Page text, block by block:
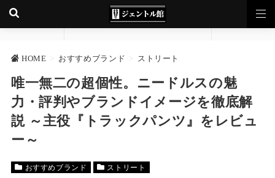
HOME おすすめブランド ストリート
唯一無二の超個性。ニードルスの魅
力・評判やブランドイメージを徹底解
説 ～主役『トラックパンツ』をレビュ
ー～
おすすめブランド ストリート